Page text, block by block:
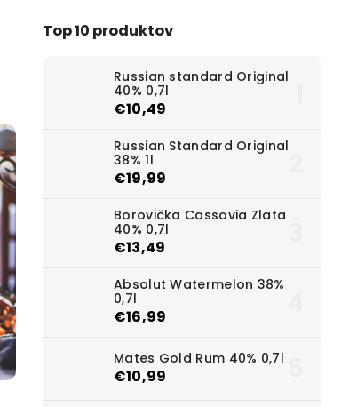
Top 10 produktov
Russian standard Original
40% 0,7l
€10,49
Russian Standard Original
38% 1l
€19,99
Borovička Cassovia Zlata
40% 0,7l
€13,49
Absolut Watermelon 38%
0,7l
€16,99
Mates Gold Rum 40% 0,7l
€10,99